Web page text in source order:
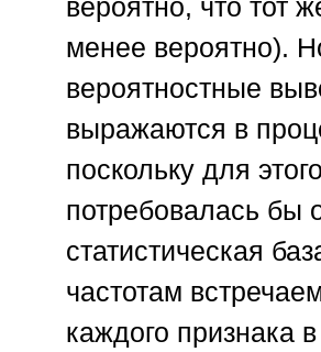
вероятно, что тот
менее вероятно).
вероятностные
выражаются в
поскольку для этого
потребовалась бы
статистическая
частотам
каждого признака